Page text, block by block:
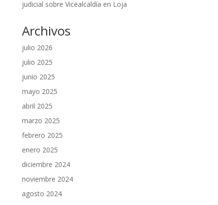
judicial sobre Vicealcaldía en Loja
Archivos
julio 2026
julio 2025
junio 2025
mayo 2025
abril 2025
marzo 2025
febrero 2025
enero 2025
diciembre 2024
noviembre 2024
agosto 2024